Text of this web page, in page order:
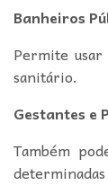
Banheiros
Permite
sanitário.
Gestantes e
Também
determinadas